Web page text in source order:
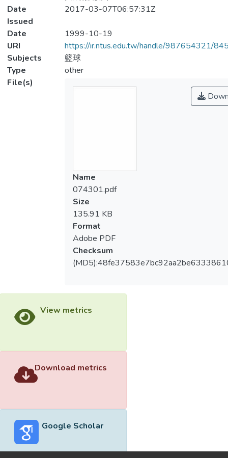
Date
Issued
2017-03-07T06:57:31Z
Date
1999-10-19
URI
https://ir.ntus.edu.tw/handle/987654321/
Subjects
籃球
Type
other
File(s)
Name
074301.pdf
Size
135.91 KB
Format
Adobe PDF
Checksum
View metrics
Download metrics
Google Scholar